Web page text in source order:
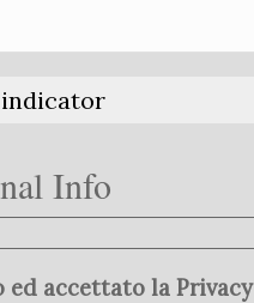
Info
ed accettato la Privacy